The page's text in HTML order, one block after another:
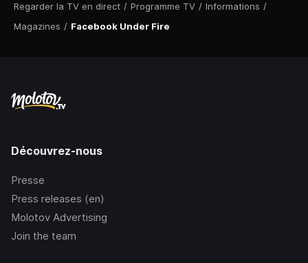
Regarder la TV en direct / Programme TV / Informations /
Magazines / Facebook Under Fire
Découvrez-nous
Presse
Press releases (en)
Molotov Advertising
Join the team